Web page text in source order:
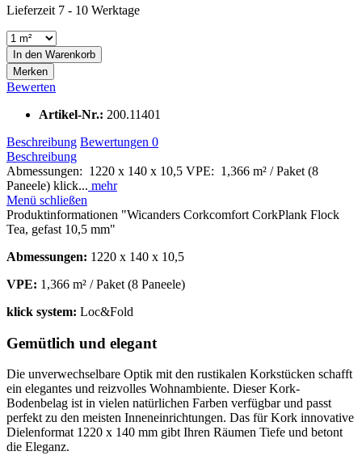
Lieferzeit 7 - 10 Werktage
In den Warenkorb
Merken
Bewerten
Artikel-Nr.: 200.11401
Beschreibung Bewertungen 0
Beschreibung
Abmessungen: 1220 x 140 x 10,5 VPE: 1,366 m² / Paket (8
Paneele) klick... mehr
Menü schließen
Produktinformationen "Wicanders Corkcomfort CorkPlank Flock
Tea, gefast 10,5 mm"
Abmessungen: 1220 x 140 x 10,5
VPE: 1,366 m² / Paket (8 Paneele)
klick system: Loc&Fold
Gemütlich und elegant
Die unverwechselbare Optik mit den rustikalen Korkstücken schafft
ein elegantes und reizvolles Wohnambiente. Dieser Kork-
Bodenbelag ist in vielen natürlichen Farben verfügbar und passt
perfekt zu den meisten Inneneinrichtungen. Das für Kork innovative
Dielenformat 1220 x 140 mm gibt Ihren Räumen Tiefe und betont
die Eleganz.